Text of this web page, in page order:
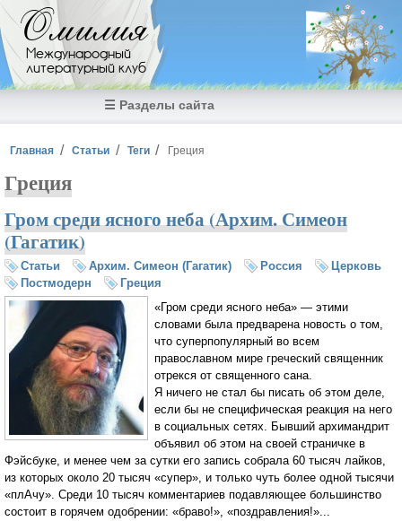
Перейти к основному содержанию
Омилия
Международный
литературный клуб
☰ Разделы сайта
Вы здесь
Главная Статьи Теги Греция
Греция
Гром среди ясного неба (Архим. Симеон
(Гагатик)
Статьи Архим. Симеон (Гагатик) Россия
Церковь
Постмодерн
Греция
«Гром среди ясного неба» — этими
словами была предварена новость о том,
что суперпопулярный во всем
православном мире греческий священник
отрекся от священного сана.
Я ничего не стал бы писать об этом деле,
если бы не специфическая реакция на него
в социальных сетях. Бывший архимандрит
объявил об этом на своей страничке в
Фэйсбуке, и менее чем за сутки его запись собрала 60 тысяч лайков,
из которых около 20 тысяч «супер», и только чуть более одной тысячи
«плАчу». Среди 10 тысяч комментариев подавляющее большинство
состоит в горячем одобрении: «браво!», «поздравления!»...